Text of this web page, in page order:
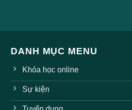
DANH MỤC MENU
Khóa học online
Sự kiện